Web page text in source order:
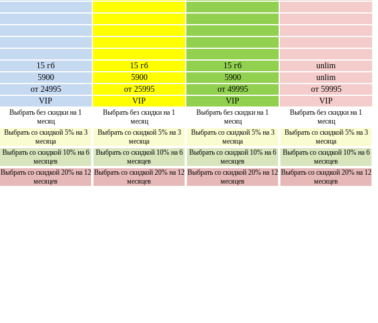
15 гб 15 гб 15 гб
unlim
5900 5900 5900
unlim
от 24995 от 25995 от 49995
от 59995
VIP VIP VIP VIP
Выбрать без скидки на 1
месяц
Выбрать без скидки на 1
месяц
Выбрать без скидки на 1
месяц
Выбрать без скидки на 1
месяц
Выбрать со скидкой 5% на 3
месяца
Выбрать со скидкой 5% на 3
месяца
Выбрать со скидкой 5% на 3
месяца
Выбрать со скидкой 5% на 3
месяца
Выбрать со скидкой 10% на 6
месяцев
Выбрать со скидкой 10% на 6
месяцев
Выбрать со скидкой 10% на 6
месяцев
Выбрать со скидкой 10% на 6
месяцев
Выбрать со скидкой 20% на 12
месяцев
Выбрать со скидкой 20% на 12
месяцев
Выбрать со скидкой 20% на 12
месяцев
Выбрать со скидкой 20% на 12
месяцев